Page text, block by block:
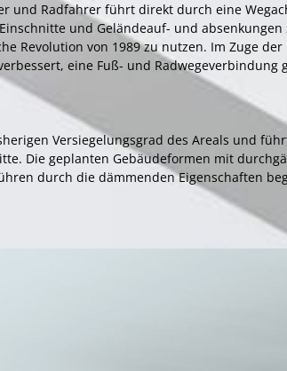
und Radfahrer führt direkt durch eine
und Geländeauf- und
Revolution von 1989 zu nutzen. Im Zuge
eine Fuß- und Radwegeverbindung
Versiegelungsgrad des Areals und
Die geplanten Gebäudeformen mit
durch die dämmenden Eigenschaften